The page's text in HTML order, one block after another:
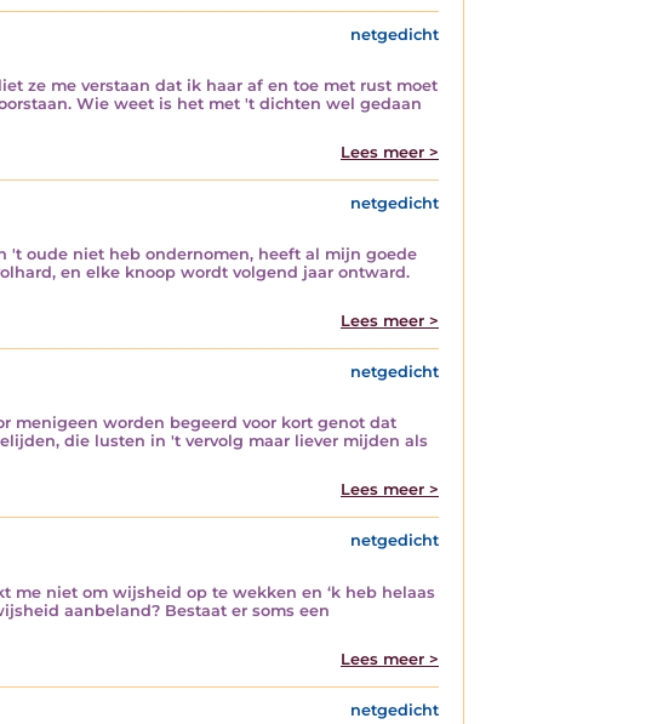
netgedicht
ze me verstaan dat ik haar af en toe met rust moet
Wie weet is het met 't dichten wel gedaan
Lees meer >
netgedicht
't oude niet heb ondernomen, heeft al mijn goede
en elke knoop wordt volgend jaar ontward.
Lees meer >
netgedicht
menigeen worden begeerd voor kort genot dat
die lusten in 't vervolg maar liever mijden als
Lees meer >
netgedicht
me niet om wijsheid op te wekken en ‘k heb helaas
aanbeland? Bestaat er soms een
Lees meer >
netgedicht